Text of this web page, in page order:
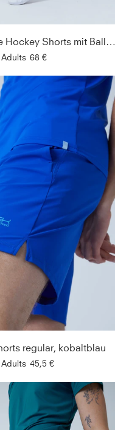
Advantage Hockey Shorts mit Ballhalter, petrol grün
Adults 68 €
regular, kobaltblau
Adults 45,5 €